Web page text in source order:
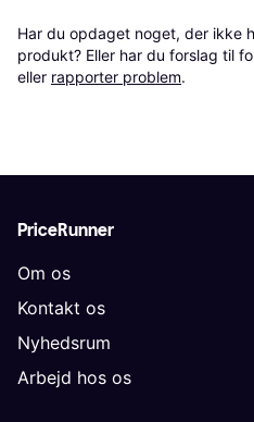
Har du opdaget noget, der ikke
produkt? Eller har du forslag til
eller rapporter problem.
PriceRunner
Om os
Kontakt os
Nyhedsrum
Arbejd hos os